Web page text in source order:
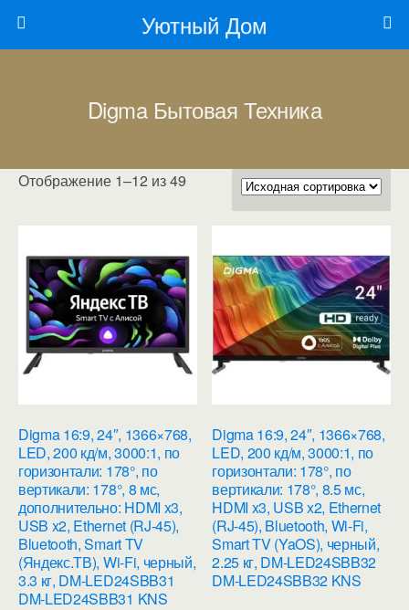
Уютный Дом
Digma Бытовая Техника
Отображение 1–12 из 49
Digma 16:9, 24″, 1366×768,
LED, 200 кд/м, 3000:1, по
горизонтали: 178°, по
вертикали: 178°, 8 мс,
дополнительно: HDMI x3,
USB x2, Ethernet (RJ-45),
Bluetooth, Smart TV
(Яндекс.ТВ), Wi-Fi, черный,
3.3 кг, DM-LED24SBB31
DM-LED24SBB31 KNS
Digma 16:9, 24″, 1366×768,
LED, 200 кд/м, 3000:1, по
горизонтали: 178°, по
вертикали: 178°, 8.5 мс,
HDMI x3, USB x2, Ethernet
(RJ-45), Bluetooth, Wi-Fi,
Smart TV (YaOS), черный,
2.25 кг, DM-LED24SBB32
DM-LED24SBB32 KNS